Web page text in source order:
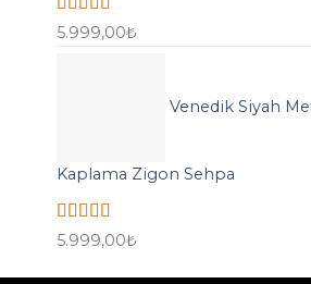
5 üzerinden
oy aldı
5.999,00₺
Venedik Siyah
Kaplama Zigon Sehpa
5 üzerinden
oy aldı
5.999,00₺